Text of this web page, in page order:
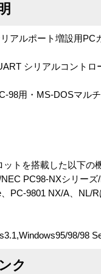
リアルポート増設用PC
シリアルコント
98用・MS-DOSマル
ットを搭載した以下の
PC98-NXシリー
PC-9801 NX/A、NL/
98/98
ク